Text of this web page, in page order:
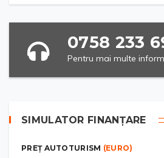
0758 233
Pentru mai multe
SIMULATOR FINANȚARE
PREȚ AUTOTURISM (EURO)